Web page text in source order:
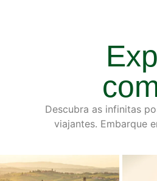
Descubra as infinitas
viajantes. Embarque